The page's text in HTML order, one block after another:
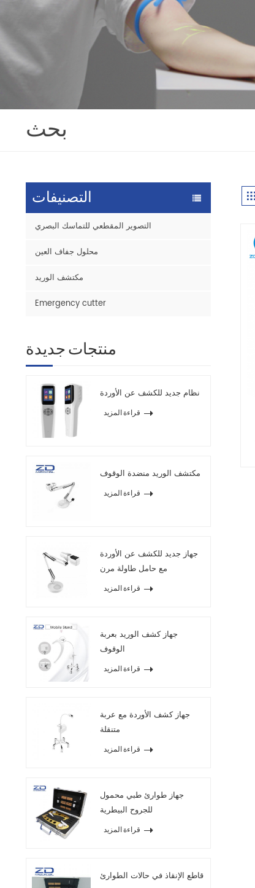
بحث
التصنيفات
التصوير المقطعي للتماسك البصري
محلول جفاف العين
مكتشف الوريد
Emergency cutter
منتجات جديدة
نظام جديد للكشف عن الأوردة
قراءة المزيد
مكتشف الوريد منضدة الوقوف
قراءة المزيد
جهاز جديد للكشف عن الأوردة
مع حامل طاولة مرن
قراءة المزيد
جهاز كشف الوريد بعربة
الوقوف
قراءة المزيد
جهاز كشف الأوردة مع عربة
متنقلة
قراءة المزيد
جهاز طوارئ طبي محمول
للجروح البيطرية
قراءة المزيد
قاطع الإنقاذ في حالات الطوارئ